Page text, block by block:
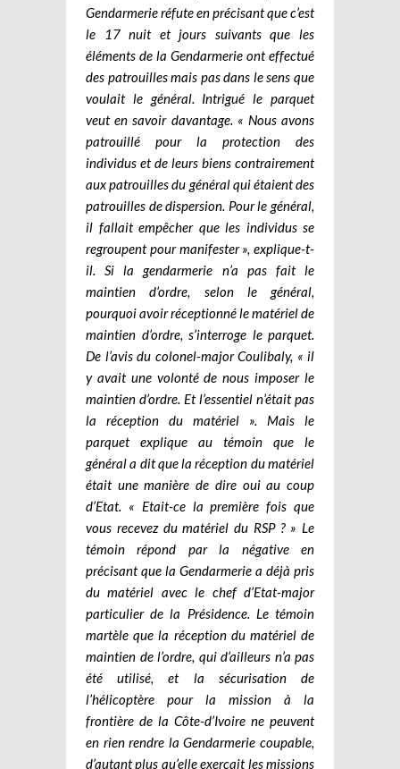
Gendarmerie réfute en précisant que c’est
le 17 nuit et jours suivants que les
éléments de la Gendarmerie ont effectué
des patrouilles mais pas dans le sens que
voulait le général. Intrigué le parquet
veut en savoir davantage. « Nous avons
patrouillé pour la protection des
individus et de leurs biens contrairement
aux patrouilles du général qui étaient des
patrouilles de dispersion. Pour le général,
il fallait empêcher que les individus se
regroupent pour manifester », explique-t-
il. Si la gendarmerie n’a pas fait le
maintien d’ordre, selon le général,
pourquoi avoir réceptionné le matériel de
maintien d’ordre, s’interroge le parquet.
De l’avis du colonel-major Coulibaly, « il
y avait une volonté de nous imposer le
maintien d’ordre. Et l’essentiel n’était pas
la réception du matériel ». Mais le
parquet explique au témoin que le
général a dit que la réception du matériel
était une manière de dire oui au coup
d’Etat. « Etait-ce la première fois que
vous recevez du matériel du RSP ? » Le
témoin répond par la négative en
précisant que la Gendarmerie a déjà pris
du matériel avec le chef d’Etat-major
particulier de la Présidence. Le témoin
martèle que la réception du matériel de
maintien de l’ordre, qui d’ailleurs n’a pas
été utilisé, et la sécurisation de
l’hélicoptère pour la mission à la
frontière de la Côte-d’Ivoire ne peuvent
en rien rendre la Gendarmerie coupable,
d’autant plus qu’elle exerçait les missions